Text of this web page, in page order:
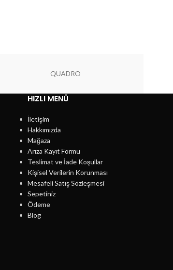
QUADRO
HIZLI MENÜ
İletişim
Hakkımızda
Mağaza
Arıza Kayıt Formu
Teslimat ve İade Koşullar
Kişisel Verilerin Korunması
Mesafeli Satış Sözleşmesi
Sepetiniz
Ödeme
Blog